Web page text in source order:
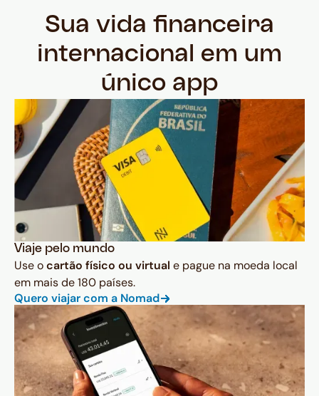
Sua vida financeira
internacional em um
único app
Viaje pelo mundo
Use ocartão físico ou virtual e pague na moeda local
em mais de 180 países.
Quero viajar com a Nomad